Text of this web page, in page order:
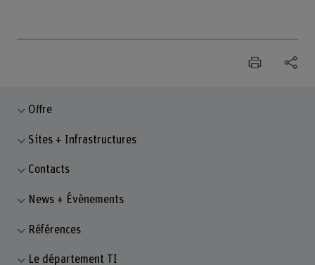
Offre
Sites + Infrastructures
Contacts
News + Évènements
Références
Le département TI